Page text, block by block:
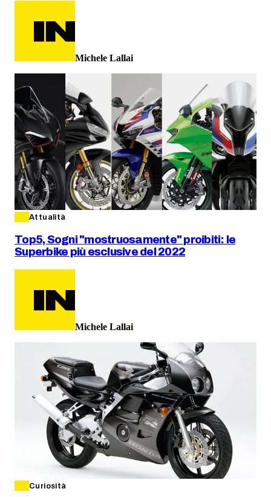
Michele Lallai
Attualità
Top5, Sogni "mostruosamente" proibiti: le
Superbike più esclusive del 2022
Michele Lallai
Curiosità